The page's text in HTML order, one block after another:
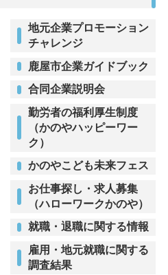
地元企業プロモーション
チャレンジ
鹿屋市企業ガイドブック
合同企業説明会
勤労者の福利厚生制度
（かのやハッピーワー
ク）
かのやこども未来フェス
お仕事探し・求人募集
（ハローワークかのや）
就職・退職に関する情報
雇用・地元就職に関する
調査結果